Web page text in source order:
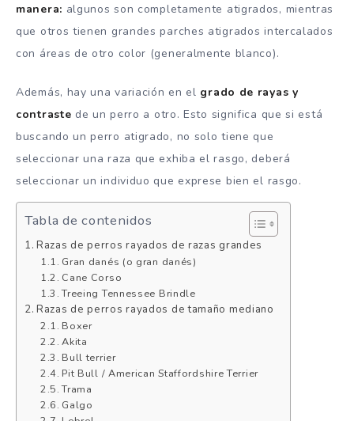
manera: algunos son completamente atigrados, mientras
que otros tienen grandes parches atigrados intercalados
con áreas de otro color (generalmente blanco).
Además, hay una variación en el grado de rayas y
contraste de un perro a otro.Esto significa que si está
buscando un perro atigrado, no solo tiene que
seleccionar una raza que exhiba el rasgo, deberá
seleccionar un individuo que exprese bien el rasgo.
Tabla de contenidos
Razas de perros rayados de razas grandes
Gran danés (o gran danés)
Cane Corso
Treeing Tennessee Brindle
Razas de perros rayados de tamaño mediano
Boxer
Akita
Bull terrier
Pit Bull / American Staffordshire Terrier
Trama
Galgo